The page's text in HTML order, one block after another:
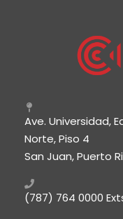
Ave. Universidad,
Norte, Piso 4
San Juan, Puerto
(787) 764 0000